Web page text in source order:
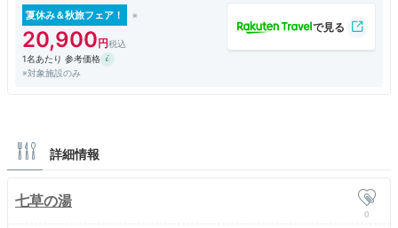
夏休み＆秋旅フェア！
20,900
1名あたり 参考価格
※対象施設のみ
詳細情報
七草の湯
0